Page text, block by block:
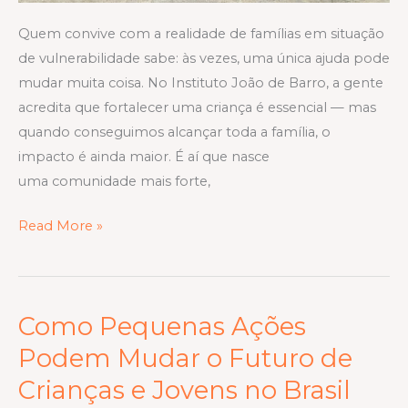
Quem convive com a realidade de famílias em situação
de vulnerabilidade sabe: às vezes, uma única ajuda pode
mudar muita coisa. No Instituto João de Barro, a gente
acredita que fortalecer uma criança é essencial — mas
quando conseguimos alcançar toda a família, o
impacto é ainda maior. É aí que nasce
uma comunidade mais forte,
Read More »
Como Pequenas Ações
Podem Mudar o Futuro de
Crianças e Jovens no Brasil
Como
Pequenas
Ações
Podem